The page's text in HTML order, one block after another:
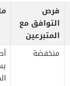
فرص
التوافق مع
المتبرعين
منخفضة